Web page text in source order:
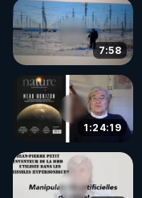
7:58
1:24:19